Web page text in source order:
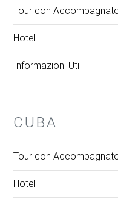
Tour con
Hotel
Informazioni Utili
CUBA
Tour con
Hotel